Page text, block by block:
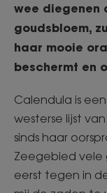
wee diegenen
goudsbloem,
haar mooie
beschermt en
Calendula is
westerse lijst
sinds haar
Zeegebied vele
eerst tegen in